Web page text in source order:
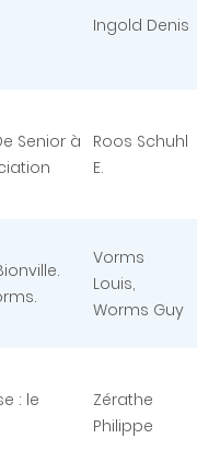
Ingold Denis
Senior à
Roos Schuhl
E.
Vorms
Louis,
Worms Guy
: le
Zérathe
Philippe